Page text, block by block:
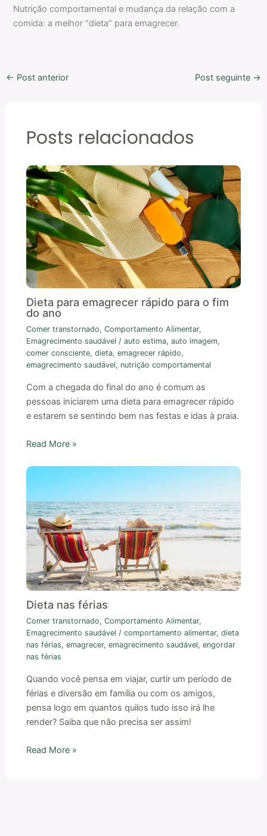
Nutrição comportamental e mudança da relação com a
comida: a melhor “dieta” para emagrecer.
← Post anterior Post seguinte →
Posts relacionados
Dieta para emagrecer rápido para o fim
do ano
Comer transtornado,Comportamento Alimentar,
Emagrecimento saudável /auto estima,auto imagem,
comer consciente,dieta,emagrecer rápido,
emagrecimento saudável, nutrição comportamental
Com a chegada do final do ano é comum as
pessoas iniciarem uma dieta para emagrecer rápido
e estarem se sentindo bem nas festas e idas à praia.
Read More »
Dieta nas férias
Comer transtornado,Comportamento Alimentar,
Emagrecimento saudável /comportamento alimentar,dieta
nas férias,emagrecer,emagrecimento saudável,engordar
nas férias
Quando você pensa em viajar, curtir um período de
férias e diversão em família ou com os amigos,
pensa logo em quantos quilos tudo isso irá lhe
render? Saiba que não precisa ser assim!
Read More »